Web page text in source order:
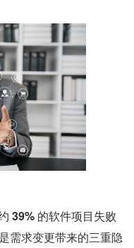
39% 的软件项目失败
需求变更带来的三重隐